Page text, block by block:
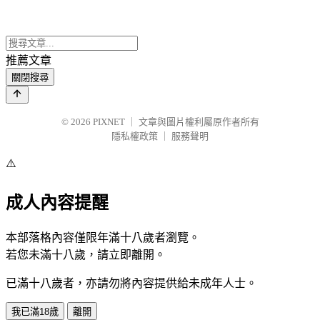
推薦文章
關閉搜尋
© 2026 PIXNET
文章與圖片權利屬原作者所有
隱私權政策
服務聲明
⚠️
成人內容提醒
本部落格內容僅限年滿十八歲者瀏覽。
若您未滿十八歲，請立即離開。
已滿十八歲者，亦請勿將內容提供給未成年人士。
我已滿18歲 離開